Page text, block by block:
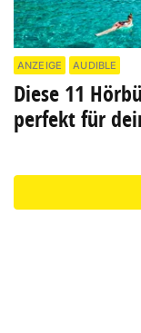
ANZEIGE AUDIBLE
Diese 11
perfekt für